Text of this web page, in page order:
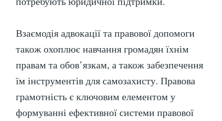
Взаємодія адвокації та правової допомоги
також охоплює навчання громадян їхнім
правам та обов’язкам, а також забезпечення
їм інструментів для самозахисту. Правова
грамотність є ключовим елементом у
формуванні ефективної системи правової